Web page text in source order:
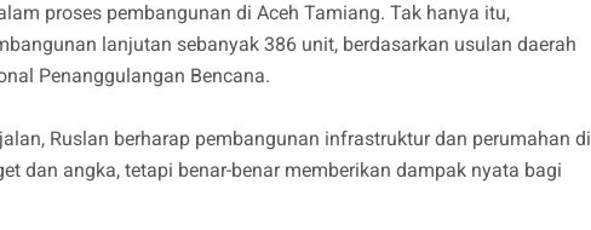
proses pembangunan di Aceh Tamiang. Tak hanya itu,
lanjutan sebanyak 386 unit, berdasarkan usulan daerah
Penanggulangan Bencana.
Ruslan berharap pembangunan infrastruktur dan perumahan di
dan angka, tetapi benar-benar memberikan dampak nyata bagi